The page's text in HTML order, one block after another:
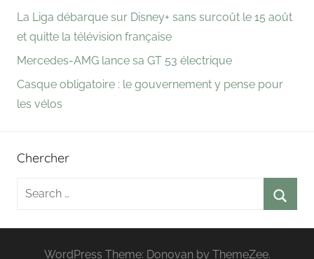
La Liga débarque sur Disney+ sans surcoût le 15 août
et quitte la télévision française
Mercedes-AMG lance sa GT 53 électrique
Casque obligatoire : le gouvernement y pense pour
les vélos
Chercher
Search
WordPress Theme: Donovan by ThemeZee.